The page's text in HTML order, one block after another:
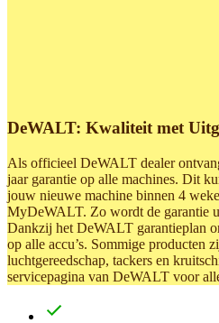
DeWALT: Kwaliteit met
Als officieel DeWALT dealer
jaar garantie op alle machines. Dit
jouw nieuwe machine binnen 4
MyDeWALT. Zo wordt de garantie
Dankzij het DeWALT garantieplan
op alle accu’s. Sommige producten
luchtgereedschap, tackers en
servicepagina van DeWALT voor